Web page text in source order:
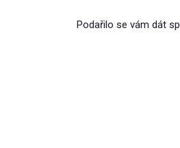
Podařilo se vám dát